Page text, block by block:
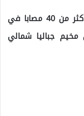
عاجل | مراسل #الجزيرة: 9 شهداء وأكثر من 40 مصابا في
جباليا شمالي